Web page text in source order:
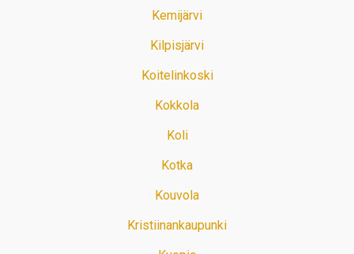
Kemijärvi
Kilpisjärvi
Koitelinkoski
Kokkola
Koli
Kotka
Kouvola
Kristiinankaupunki